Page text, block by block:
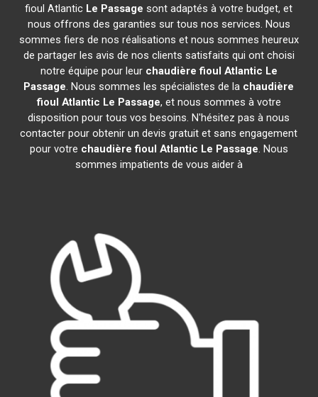
fioul Atlantic Le Passage sont adaptés à votre budget, et
nous offrons des garanties sur tous nos services. Nous
sommes fiers de nos réalisations et nous sommes heureux
de partager les avis de nos clients satisfaits qui ont choisi
notre équipe pour leur chaudière fioul Atlantic Le
Passage. Nous sommes les spécialistes de la chaudière
fioul Atlantic Le Passage, et nous sommes à votre
disposition pour tous vos besoins. N'hésitez pas à nous
contacter pour obtenir un devis gratuit et sans engagement
pour votre chaudière fioul Atlantic Le Passage. Nous
sommes impatients de vous aider à